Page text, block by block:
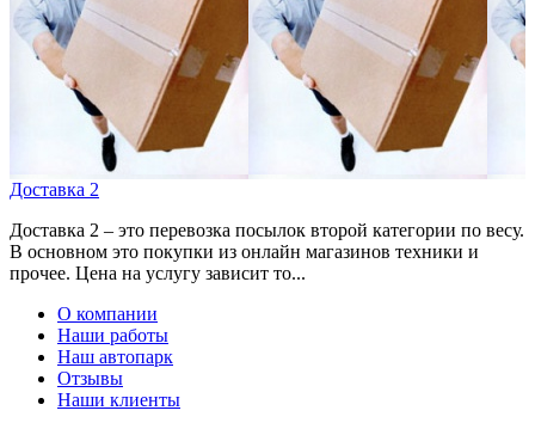
Доставка 2
Доставка 2 – это перевозка посылок второй категории по весу.
В основном это покупки из онлайн магазинов техники и
прочее. Цена на услугу зависит то...
О компании
Наши работы
Наш автопарк
Отзывы
Наши клиенты